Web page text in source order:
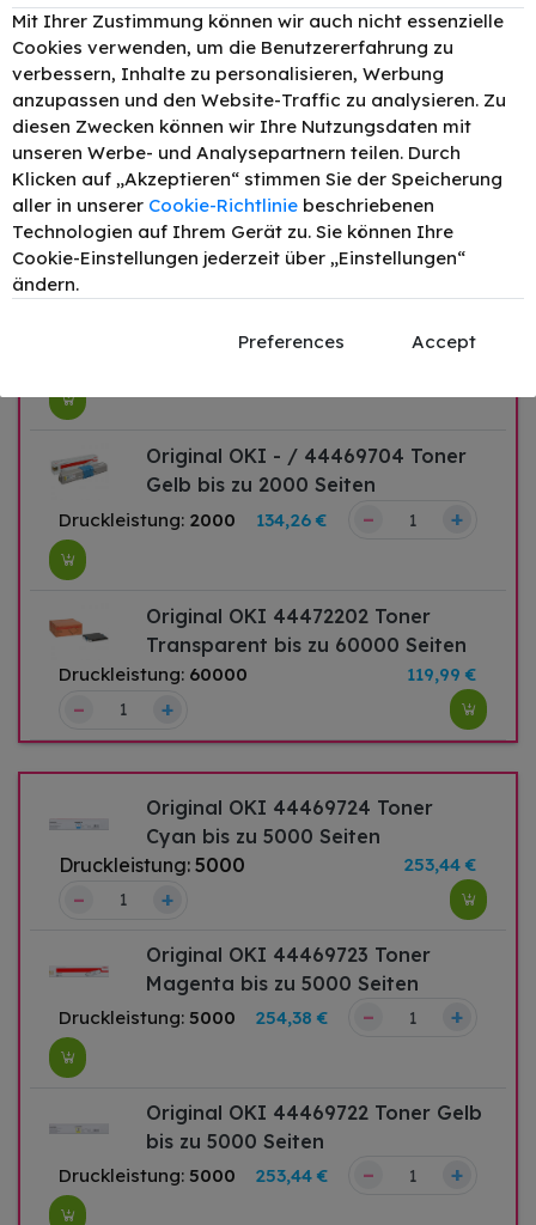
Druckleistung:3500 99,54 € – +
Original OKI - / 44469706 Toner
Cyan bis zu 2000 Seiten
Druckleistung:2000 134,26 € –
Original OKI - / 44469705 Toner
+
Original OKI - / 44469704 Toner
Gelb bis zu 2000 Seiten
Druckleistung: 2000 134,26 € – +
Original OKI 44472202 Toner
Transparent bis zu 60000 Seiten
Druckleistung: 60000 119,99 €
– +
Original OKI 44469724 Toner
Cyan bis zu 5000 Seiten
Druckleistung: 5000 253,44 €
– +
Original OKI 44469723 Toner
Magenta bis zu 5000 Seiten
Druckleistung: 5000 254,38 € – +
Original OKI 44469722 Toner Gelb
bis zu 5000 Seiten
Druckleistung: 5000 253,44 € – +
Mit Ihrer Zustimmung können wir auch nicht essenzielle
Cookies verwenden, um die Benutzererfahrung zu
verbessern, Inhalte zu personalisieren, Werbung
anzupassen und den Website-Traffic zu analysieren. Zu
diesen Zwecken können wir Ihre Nutzungsdaten mit
unseren Werbe- und Analysepartnern teilen. Durch
Klicken auf „Akzeptieren“ stimmen Sie der Speicherung
aller in unserer Cookie-Richtlinie beschriebenen
Technologien auf Ihrem Gerät zu. Sie können Ihre
Cookie-Einstellungen jederzeit über „Einstellungen“
ändern.
Preferences Accept